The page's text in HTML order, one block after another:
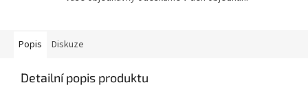
Popis Diskuze
Detailní popis produktu